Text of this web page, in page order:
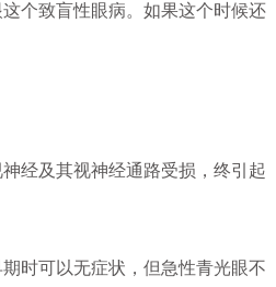
个致盲性眼病。如果这个时候还
经及其视神经通路受损，终引起
时可以无症状，但急性青光眼不